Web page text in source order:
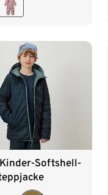
Softshell-